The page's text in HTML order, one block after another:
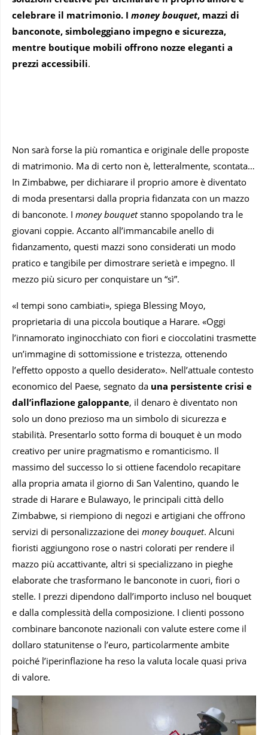
celebrare il matrimonio. I money bouquet, mazzi di
banconote, simboleggiano impegno e sicurezza,
mentre boutique mobili offrono nozze eleganti a
prezzi accessibili.
Non sarà forse la più romantica e originale delle proposte
di matrimonio. Ma di certo non è, letteralmente, scontata…
In Zimbabwe, per dichiarare il proprio amore è diventato
di moda presentarsi dalla propria fidanzata con un mazzo
di banconote. I money bouquetstanno spopolando tra le
giovani coppie. Accanto all’immancabile anello di
fidanzamento, questi mazzi sono considerati un modo
pratico e tangibile per dimostrare serietà e impegno. Il
mezzo più sicuro per conquistare un “sì”.
«I tempi sono cambiati», spiega Blessing Moyo,
proprietaria di una piccola boutique a Harare. «Oggi
l’innamorato inginocchiato con fiori e cioccolatini trasmette
un’immagine di sottomissione e tristezza, ottenendo
l’effetto opposto a quello desiderato». Nell’attuale contesto
economico del Paese, segnato da una persistente crisi e
dall’inflazione galoppante, il denaro è diventato non
solo un dono prezioso ma un simbolo di sicurezza e
stabilità. Presentarlo sotto forma di bouquet è un modo
creativo per unire pragmatismo e romanticismo. Il
massimo del successo lo si ottiene facendolo recapitare
alla propria amata il giorno di San Valentino, quando le
strade di Harare e Bulawayo, le principali città dello
Zimbabwe, si riempiono di negozi e artigiani che offrono
servizi di personalizzazione dei money bouquet. Alcuni
fioristi aggiungono rose o nastri colorati per rendere il
mazzo più accattivante, altri si specializzano in pieghe
elaborate che trasformano le banconote in cuori, fiori o
stelle. I prezzi dipendono dall’importo incluso nel bouquet
e dalla complessità della composizione. I clienti possono
combinare banconote nazionali con valute estere come il
dollaro statunitense o l’euro, particolarmente ambite
poiché l’iperinflazione ha reso la valuta locale quasi priva
di valore.